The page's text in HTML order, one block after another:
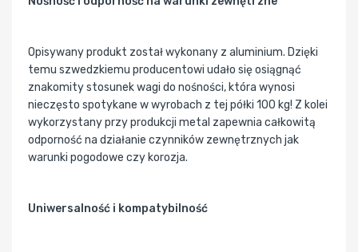
Opisywany produkt został wykonany z aluminium. Dzięki
temu szwedzkiemu producentowi udało się osiągnąć
znakomity stosunek wagi do nośności, która wynosi
nieczęsto spotykane w wyrobach z tej półki 100 kg! Z kolei
wykorzystany przy produkcji metal zapewnia całkowitą
odporność na działanie czynników zewnętrznych jak
warunki pogodowe czy korozja.
Uniwersalność i kompatybilność